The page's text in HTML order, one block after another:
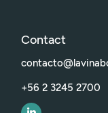
Contact
+56 2 3245 2700